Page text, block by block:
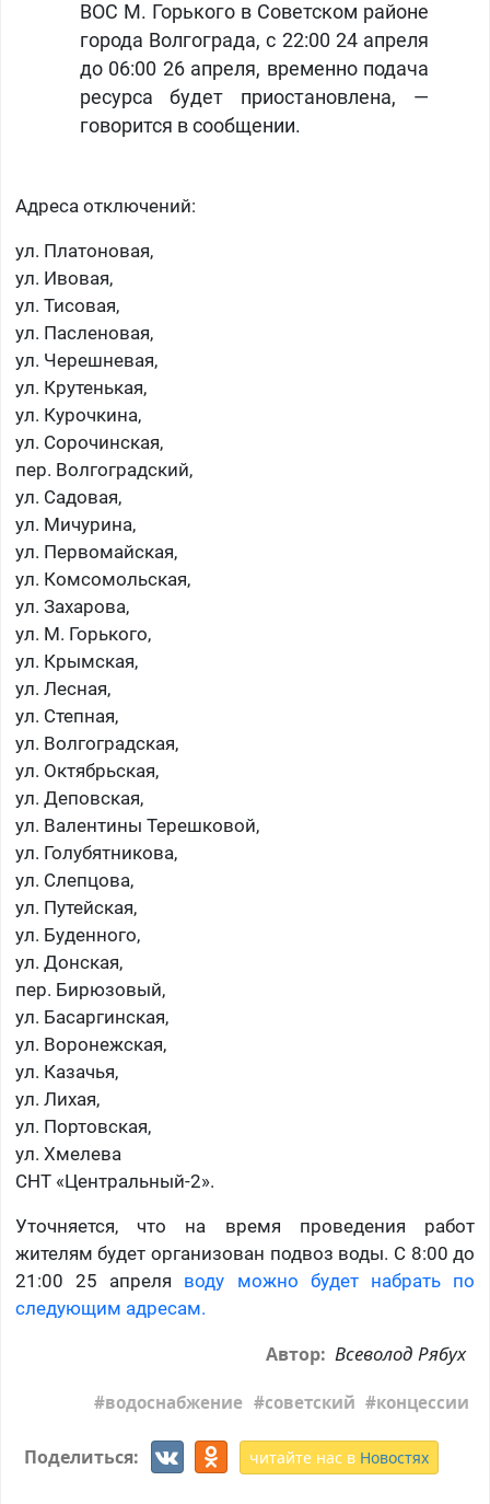
ВОС М. Горького в Советском районе
города Волгограда, с 22:00 24 апреля
до 06:00 26 апреля, временно подача
ресурса будет приостановлена, —
говорится в сообщении.
Адреса отключений:
ул. Платоновая,
ул. Ивовая,
ул. Тисовая,
ул. Пасленовая,
ул. Черешневая,
ул. Крутенькая,
ул. Курочкина,
ул. Сорочинская,
пер. Волгоградский,
ул. Садовая,
ул. Мичурина,
ул. Первомайская,
ул. Комсомольская,
ул. Захарова,
ул. М. Горького,
ул. Крымская,
ул. Лесная,
ул. Степная,
ул. Волгоградская,
ул. Октябрьская,
ул. Деповская,
ул. Валентины Терешковой,
ул. Голубятникова,
ул. Слепцова,
ул. Путейская,
ул. Буденного,
ул. Донская,
пер. Бирюзовый,
ул. Басаргинская,
ул. Воронежская,
ул. Казачья,
ул. Лихая,
ул. Портовская,
ул. Хмелева
СНТ «Центральный-2».
Уточняется, что на время проведения работ
жителям будет организован подвоз воды. С 8:00 до
21:00 25 апреля воду можно будет набрать по
следующим адресам.
Автор: Всеволод Рябух
водоснабжение советский концессии
Поделиться: читайте нас в Новостях